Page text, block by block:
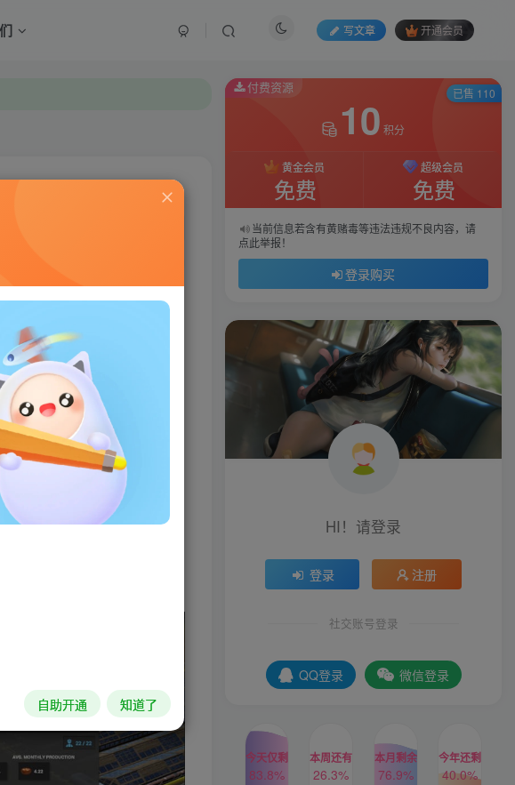
写文章 开通会员
正版购买
业帝国！从一个废弃的岛
地形、探索和照顾你的定
付费资源
10 积分
黄金会员
免费
超级会员
免费
当前信息若含有黄赌毒等违法违规不良内容，请
点此举报！
登录购买
已售 110
HI！请登录
登录 注册
社交账号登录
QQ登录 微信登录
今天仅剩
83.8%
本周还有
26.3%
本月剩余
76.9%
今年还剩
40.0%
自助开通 知道了